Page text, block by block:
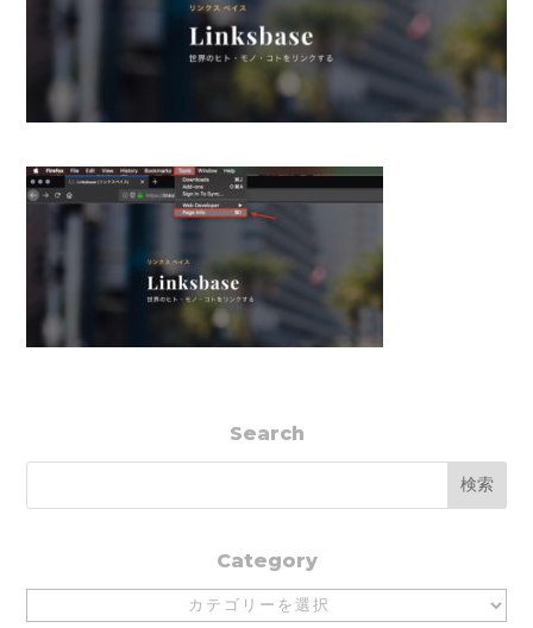
Search
Category